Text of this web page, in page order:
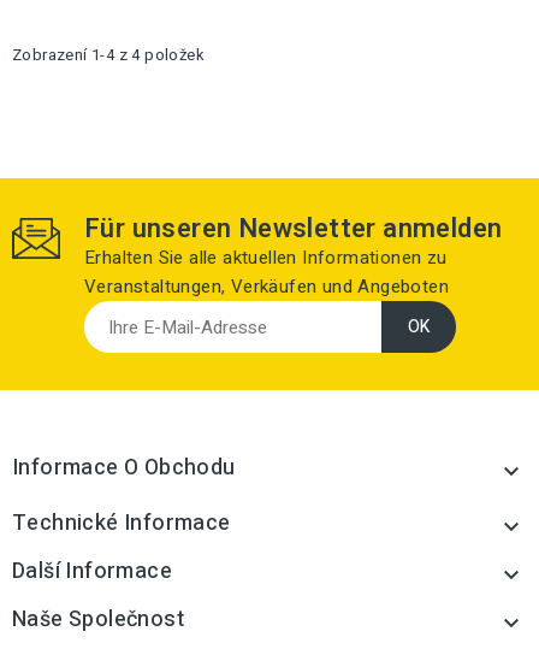
Zobrazení 1-4 z 4 položek
Für unseren Newsletter anmelden
Erhalten Sie alle aktuellen Informationen zu
Veranstaltungen, Verkäufen und Angeboten
Informace O Obchodu 
Technické Informace 
Další Informace 
Naše Společnost 